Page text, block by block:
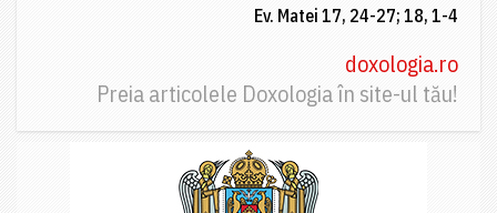
Ev. Matei 17, 24-27; 18, 1-4
doxologia.ro
Preia articolele Doxologia în site-ul tău!